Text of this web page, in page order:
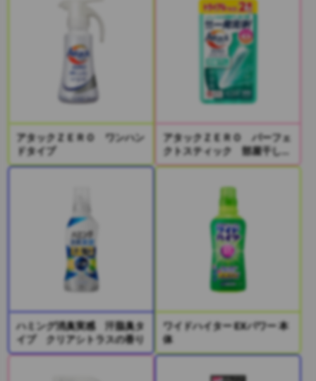
アタックＺＥＲＯ ワンハン
ドタイプ
アタックＺＥＲＯ パーフェ
クトスティック 部屋干し
２本入り
ハミング消臭実感 汗脂臭タ
イプ クリアシトラスの香り
ワイドハイター EXパワー 本
体